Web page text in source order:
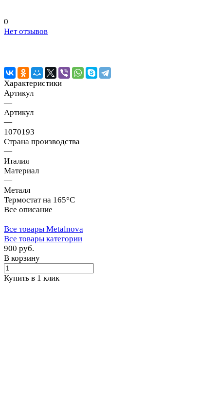
0
Нет отзывов
Характеристики
Артикул
—
Артикул
—
1070193
Страна производства
—
Италия
Материал
—
Металл
Термостат на 165°C
Все описание
Все товары Metalnova
Все товары категории
900 руб.
В корзину
Купить в 1 клик